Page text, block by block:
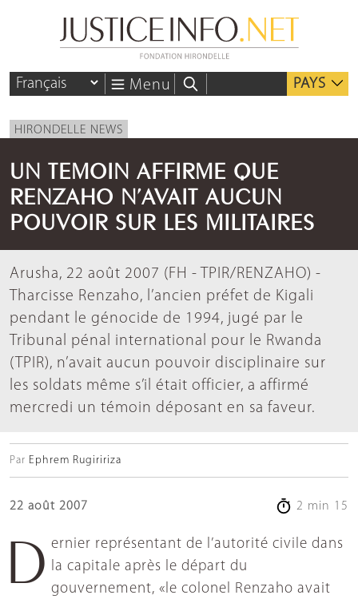
Menu PAYS
HIRONDELLE NEWS
UN TEMOIN AFFIRME QUE
RENZAHO N’AVAIT AUCUN
POUVOIR SUR LES MILITAIRES
Arusha, 22 août 2007 (FH - TPIR/RENZAHO) -
Tharcisse Renzaho, l’ancien préfet de Kigali
pendant le génocide de 1994, jugé par le
Tribunal pénal international pour le Rwanda
(TPIR), n’avait aucun pouvoir disciplinaire sur
les soldats même s’il était officier, a affirmé
mercredi un témoin déposant en sa faveur.
Par Ephrem Rugiririza
22 août 2007 2 min 15
Dernier représentant de l’autorité civile dans la capitale après le départ du
gouvernement, «le colonel Renzaho avait